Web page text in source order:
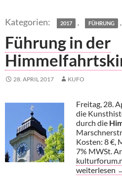
2017 , FÜHRUNG ,
Führung in der
28. APRIL 2017 KUFO
Freitag, 28.
die
durch die
Kosten: 8 €,
7% MWSt.
Führung in
weiterlesen